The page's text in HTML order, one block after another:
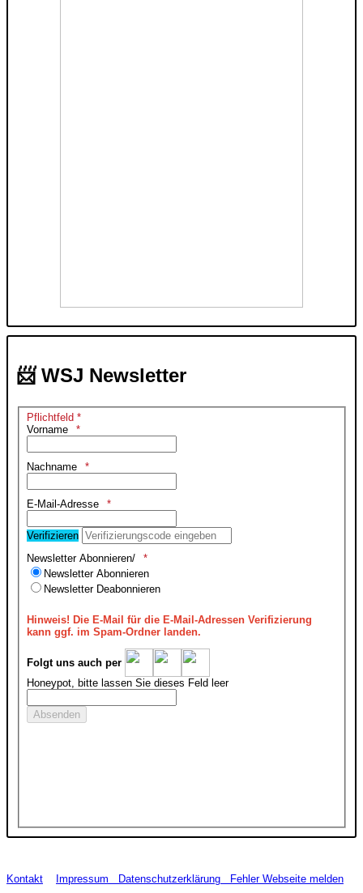
📨 WSJ Newsletter
Pflichtfeld *
Vorname
Nachname
E-Mail-Adresse
Verifizieren
Newsletter Abonnieren/
Newsletter Abonnieren
Newsletter Deabonnieren
Hinweis! Die E-Mail für die E-Mail-Adressen Verifizierung
kann ggf. im Spam-Ordner landen.
Folgt uns auch per
Honeypot, bitte lassen Sie dieses Feld leer
Kontakt Impressum Datenschutzerklärung Fehler Webseite melden